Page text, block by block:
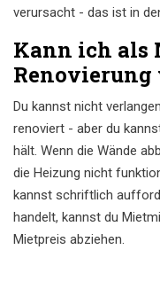
verursacht - das ist in
Kann ich als
Renovierung
Du kannst nicht
renoviert - aber du
hält. Wenn die Wände
die Heizung nicht
kannst schriftlich
handelt, kannst du
Mietpreis abziehen.